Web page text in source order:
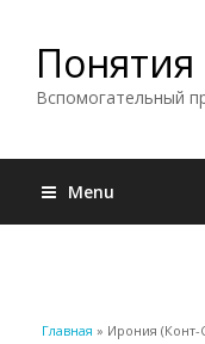
Понятия
Вспомогательный
Menu
Вы здесь
Главная » Ирония (Конт-